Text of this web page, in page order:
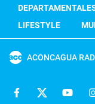
LIFESTYLE
ACONCAGUA